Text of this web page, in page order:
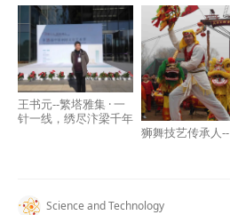
王书元--繁塔雅集 · 一
针一线，绣尽汴梁千年
狮舞技艺传承人--
Science and Technology